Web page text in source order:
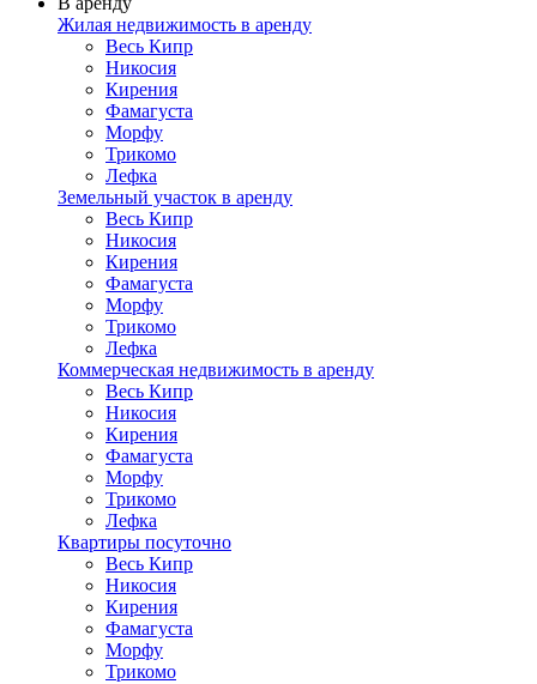
Жилая недвижимость в аренду
Весь Кипр
Никосия
Кирения
Фамагуста
Морфу
Трикомо
Лефка
Земельный участок в аренду
Весь Кипр
Никосия
Кирения
Фамагуста
Морфу
Трикомо
Лефка
Коммерческая недвижимость в аренду
Весь Кипр
Никосия
Кирения
Фамагуста
Морфу
Трикомо
Лефка
Квартиры посуточно
Весь Кипр
Никосия
Кирения
Фамагуста
Морфу
Трикомо